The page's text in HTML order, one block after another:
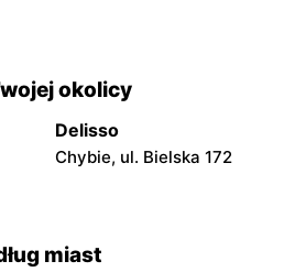
okolicy
Delisso
Chybie, ul. Bielska 172
miast